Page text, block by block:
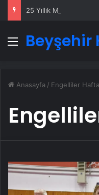
Menü
Beyşehir
Anasayfa / Engelliler